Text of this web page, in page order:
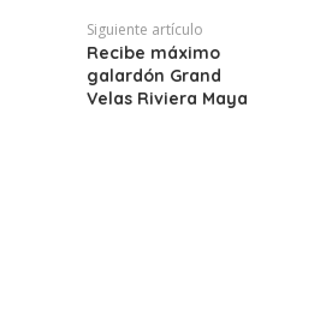
Siguiente artículo
Recibe máximo
galardón Grand
Velas Riviera Maya